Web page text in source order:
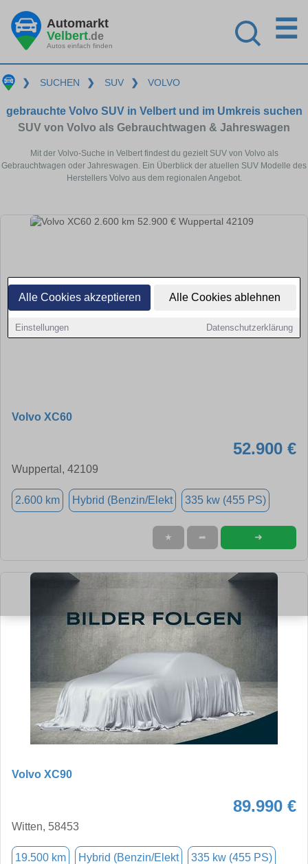
Alle Cookies akzeptieren Alle Cookies ablehnen
Einstellungen Datenschutzerklärung
Automarkt
Velbert.de
Autos einfach finden
☰
❯ SUCHEN ❯ SUV ❯ VOLVO
gebrauchte Volvo SUV in Velbert und im Umkreis suchen
SUV von Volvo als Gebrauchtwagen & Jahreswagen
Mit der Volvo-Suche in Velbert findest du gezielt SUV von Volvo als
Gebrauchtwagen oder Jahreswagen. Ein Überblick der atuellen SUV Modelle des
Herstellers Volvo aus dem regionalen Angebot.
Volvo XC60
52.900 €
Wuppertal, 42109
2.600 km Hybrid (Benzin/Elekt 335 kw (455 PS)
★ ➦ ➜
Volvo XC90
89.990 €
Witten, 58453
19.500 km Hybrid (Benzin/Elekt 335 kw (455 PS)